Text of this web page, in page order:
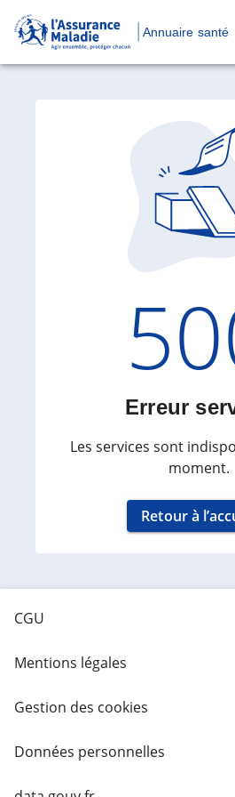
Annuaire santé
Erreur
Les services sont
moment.
Retour à
CGU
Mentions légales
Gestion des cookies
Données personnelles